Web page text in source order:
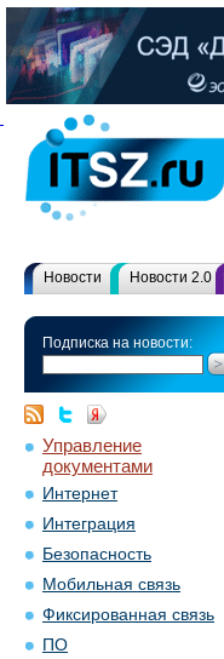
Новости Новости 2.0
Подписка на новости:
Управление
документами
Интернет
Интеграция
Безопасность
Мобильная связь
Фиксированная связь
ПО